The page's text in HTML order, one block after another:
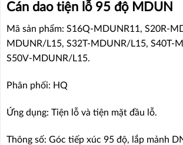
Cán dao tiện lỗ 95 độ MDUN
Mã sản phẩm: S16Q-MDUNR11, S20R-
MDUNR/L15, S32T-MDUNR/L15, S40T-
S50V-MDUNR/L15.
Phân phối: HQ
Ứng dụng: Tiện lỗ và tiện mặt đầu lỗ.
Thông số: Góc tiếp xúc 95 độ, lắp mảnh